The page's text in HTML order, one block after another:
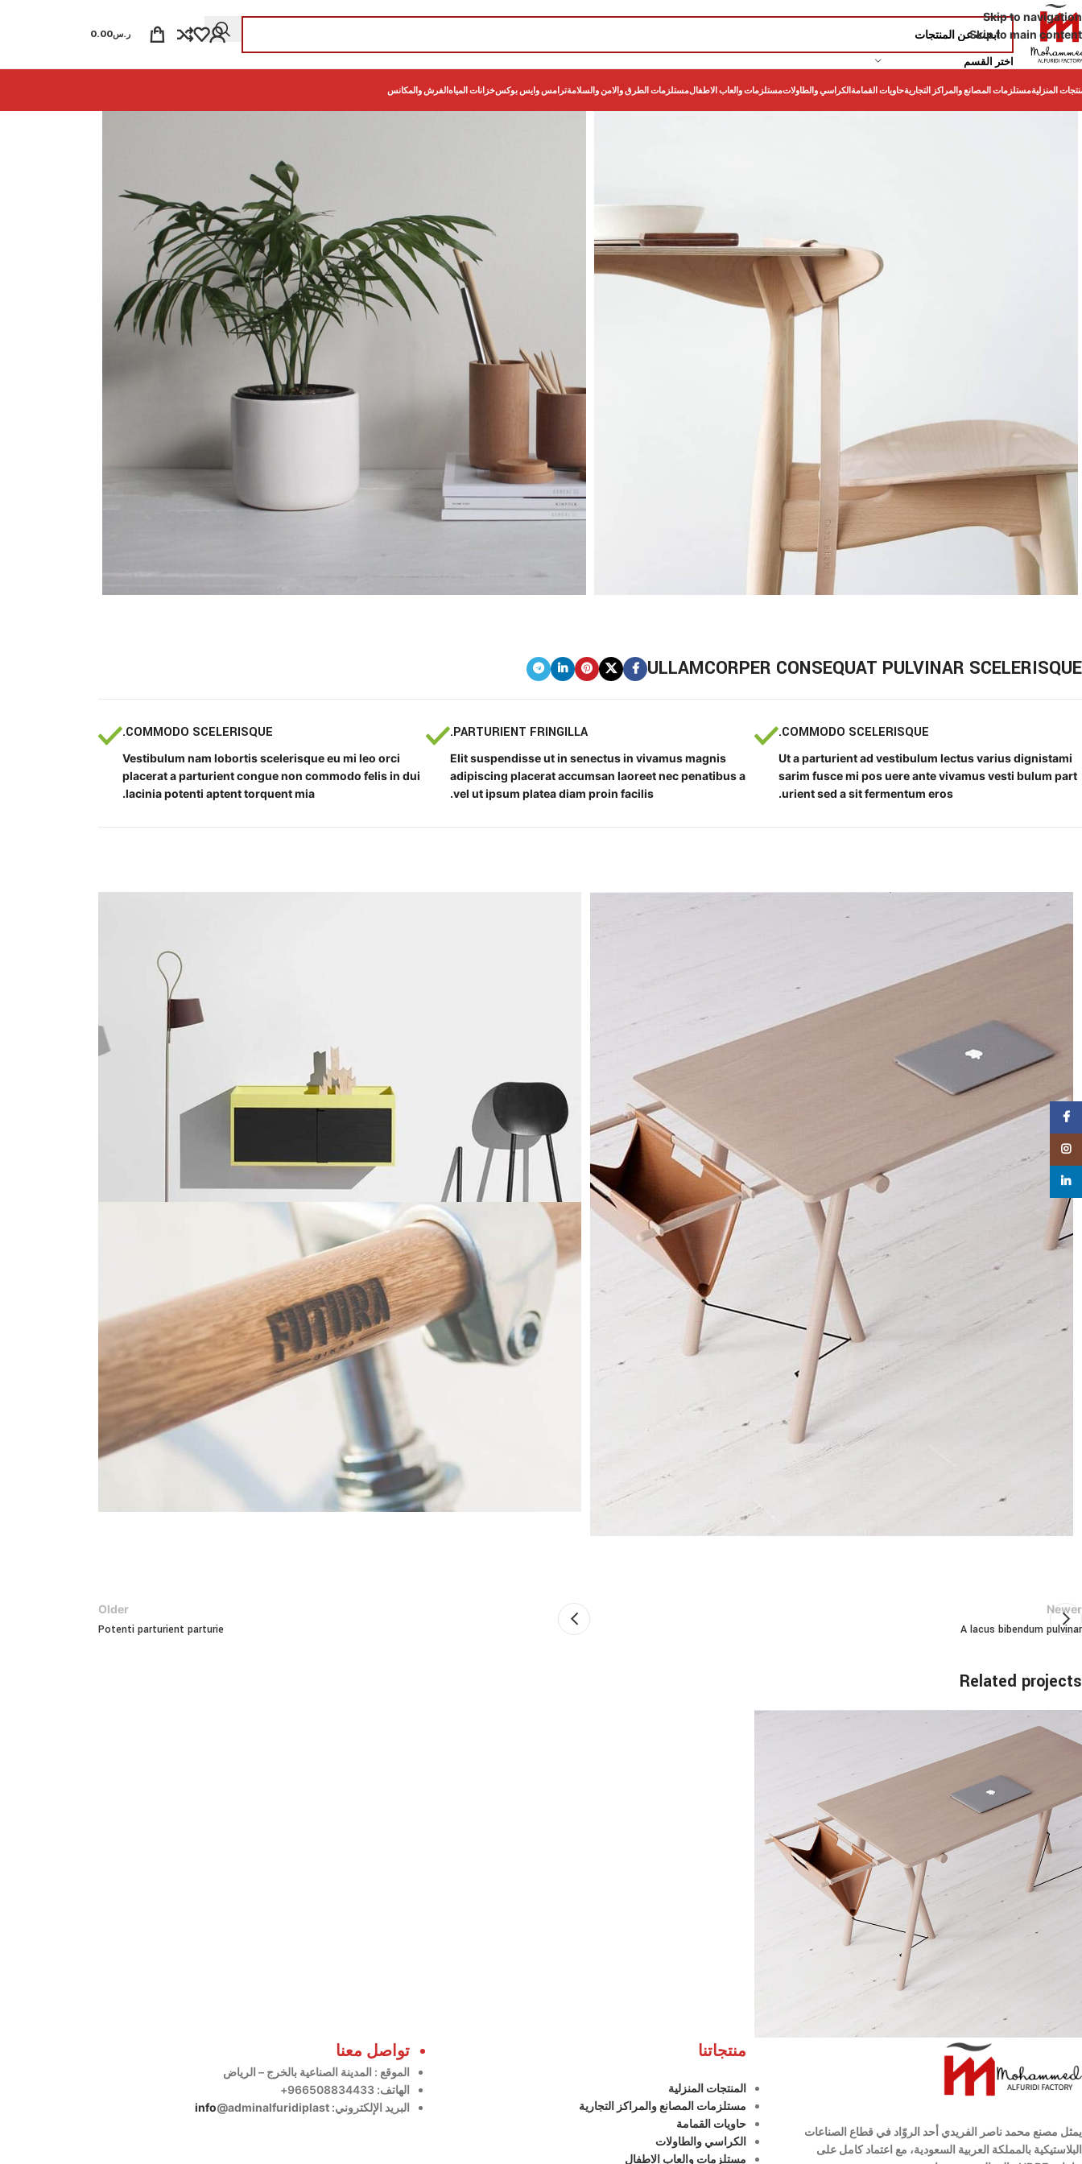
Skip to navigation
Skip to main content
اختر القسم
ر.س0.00
المنزليةمستلزمات المصانع والمراكز التجاريةحاويات القمامةالكراسي والطاولاتمستلزمات والعاب الاطفالمستلزمات الطرق والامن والسلامةترامس وايس بوكسخزانات المياهالفرش والمكانس
ULLAMCORPER CONSEQUAT PULVINAR SCELERISQUE
COMMODO SCELERISQUE.
Ut a parturient ad vestibulum lectus varius dignistami
sarim fusce mi pos uere ante vivamus vesti bulum part
urient sed a sit fermentum eros.
PARTURIENT FRINGILLA.
Elit suspendisse ut in senectus in vivamus magnis
adipiscing placerat accumsan laoreet nec penatibus a
vel ut ipsum platea diam proin facilis.
COMMODO SCELERISQUE.
Vestibulum nam lobortis scelerisque eu mi leo orci
placerat a parturient congue non commodo felis in dui
lacinia potenti aptent torquent mia.
Newer
A lacus bibendum pulvinar
Older
Potenti parturient parturie
Related projects
Decor
Et vestibulum quis a suspendisse
يمثل مصنع محمد ناصر الفريدي أحد الروّاد في قطاع الصناعات
البلاستيكية بالمملكة العربية السعودية، مع اعتماد كامل على
منتجاتنا
المنتجات المنزلية
مستلزمات المصانع والمراكز التجارية
حاويات القمامة
الكراسي والطاولات
مستلزمات والعاب الاطفال
تواصل معنا
الموقع : المدينة الصناعية بالخرج – الرياض
الهاتف: 966508834433+
البريد الإلكتروني:
info@adminalfuridiplast
Facebook
Instagram